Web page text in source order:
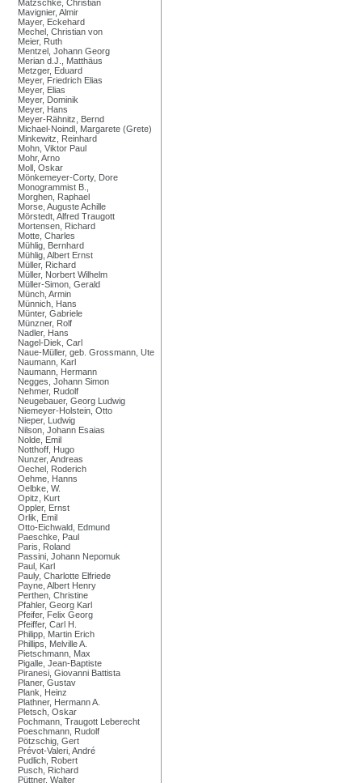
Mätzschke, Christian
Mavignier, Almir
Mayer, Eckehard
Mechel, Christian von
Meier, Ruth
Mentzel, Johann Georg
Merian d.J., Matthäus
Metzger, Eduard
Meyer, Friedrich Elias
Meyer, Elias
Meyer, Dominik
Meyer, Hans
Meyer-Rähnitz, Bernd
Michael-Noindl, Margarete (Grete)
Minkewitz, Reinhard
Mohn, Viktor Paul
Mohr, Arno
Moll, Oskar
Mönkemeyer-Corty, Dore
Monogrammist B.,
Morghen, Raphael
Morse, Auguste Achille
Mörstedt, Alfred Traugott
Mortensen, Richard
Motte, Charles
Mühlig, Bernhard
Mühlig, Albert Ernst
Müller, Richard
Müller, Norbert Wilhelm
Müller-Simon, Gerald
Münch, Armin
Münnich, Hans
Münter, Gabriele
Münzner, Rolf
Nadler, Hans
Nagel-Diek, Carl
Naue-Müller, geb. Grossmann, Ute
Naumann, Karl
Naumann, Hermann
Negges, Johann Simon
Nehmer, Rudolf
Neugebauer, Georg Ludwig
Niemeyer-Holstein, Otto
Nieper, Ludwig
Nilson, Johann Esaias
Nolde, Emil
Notthoff, Hugo
Nunzer, Andreas
Oechel, Roderich
Oehme, Hanns
Oelbke, W.
Opitz, Kurt
Oppler, Ernst
Orlik, Emil
Otto-Eichwald, Edmund
Paeschke, Paul
Paris, Roland
Passini, Johann Nepomuk
Paul, Karl
Pauly, Charlotte Elfriede
Payne, Albert Henry
Perthen, Christine
Pfahler, Georg Karl
Pfeifer, Felix Georg
Pfeiffer, Carl H.
Philipp, Martin Erich
Phillips, Melville A.
Pietschmann, Max
Pigalle, Jean-Baptiste
Piranesi, Giovanni Battista
Planer, Gustav
Plank, Heinz
Plathner, Hermann A.
Pletsch, Oskar
Pochmann, Traugott Leberecht
Poeschmann, Rudolf
Pötzschig, Gert
Prévot-Valeri, André
Pudlich, Robert
Pusch, Richard
Püttner, Walter